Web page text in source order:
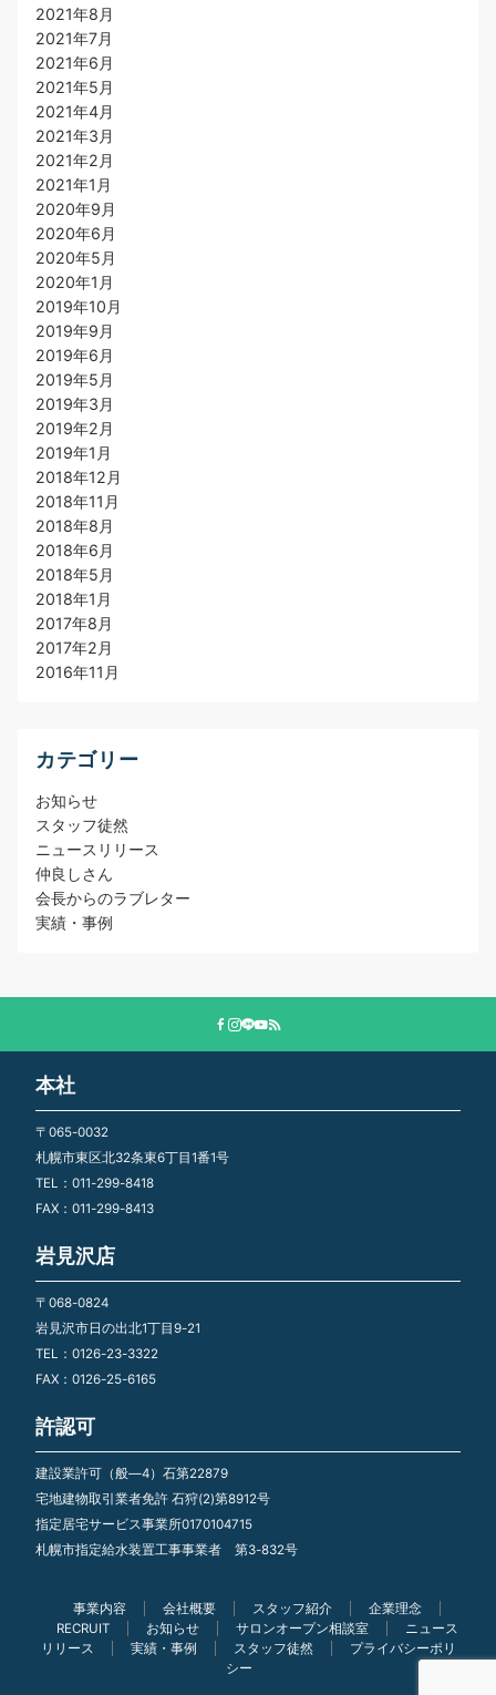
2021年8月
2021年7月
2021年6月
2021年5月
2021年4月
2021年3月
2021年2月
2021年1月
2020年9月
2020年6月
2020年5月
2020年1月
2019年10月
2019年9月
2019年6月
2019年5月
2019年3月
2019年2月
2019年1月
2018年12月
2018年11月
2018年8月
2018年6月
2018年5月
2018年1月
2017年8月
2017年2月
2016年11月
カテゴリー
お知らせ
スタッフ徒然
ニュースリリース
仲良しさん
会長からのラブレター
実績・事例
本社
〒065-0032
札幌市東区北32条東6丁目1番1号
TEL：011-299-8418
FAX：011-299-8413
岩見沢店
〒068-0824
岩見沢市日の出北1丁目9-21
TEL：0126-23-3322
FAX：0126-25-6165
許認可
建設業許可（般―4）石第22879
宅地建物取引業者免許 石狩(2)第8912号
指定居宅サービス事業所0170104715
札幌市指定給水装置工事事業者 第3-832号
事業内容 会社概要 スタッフ紹介
企業理念
RECRUIT
お知らせ サロンオープン相談室
ニュース
リリース
実績・事例 スタッフ徒然
プライバシーポリ
シー